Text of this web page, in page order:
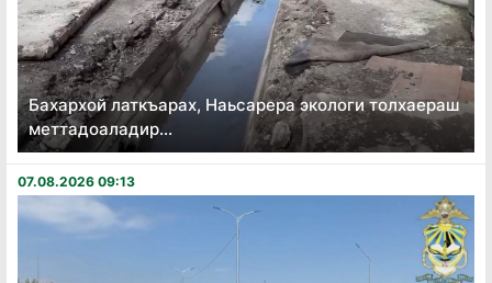
Бахархой латкъарах, Наьсарера экологи толхаераш
меттадоаладир...
07.08.2026 09:13